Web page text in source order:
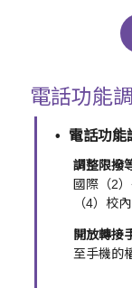
電話功能
電話功能
調整限撥
國際（2
（4）校內
開放轉接
至手機的